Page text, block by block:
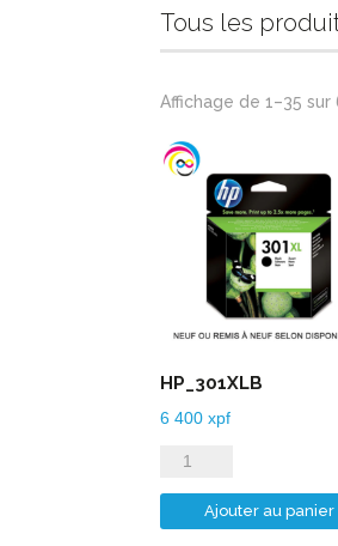
Tous les
Affichage de 1–35
HP_301XLB
6 400xpf
quantité
de
HP_301XLB
Ajouter au panier